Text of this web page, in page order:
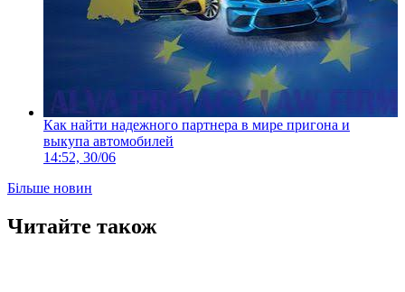
Как найти надежного партнера в мире пригона и
выкупа автомобилей
14:52, 30/06
Більше новин
Читайте також